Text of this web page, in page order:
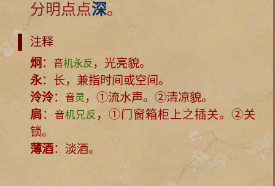
分明点点深。
注释
炯 ： 音机永反 ，光亮貌。
永：长，兼指时间或空间。
泠泠： 音灵 ，①流水声。②清凉貌。
扃： 音机兄反 ，①门窗箱柜上之插关。②关
锁。
薄酒：淡酒。